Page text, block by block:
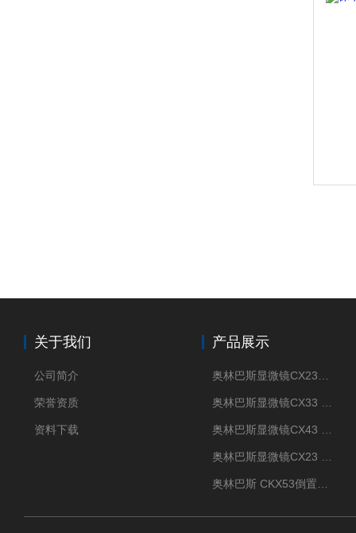
关于我们
公司简介
荣誉资质
资料下载
产品展示